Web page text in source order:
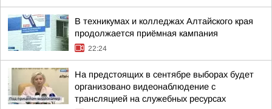
В техникумах и колледжах Алтайского края
продолжается приёмная кампания
22:24
На предстоящих в сентябре выборах будет
организовано видеонаблюдение с
трансляцией на служебных ресурсах